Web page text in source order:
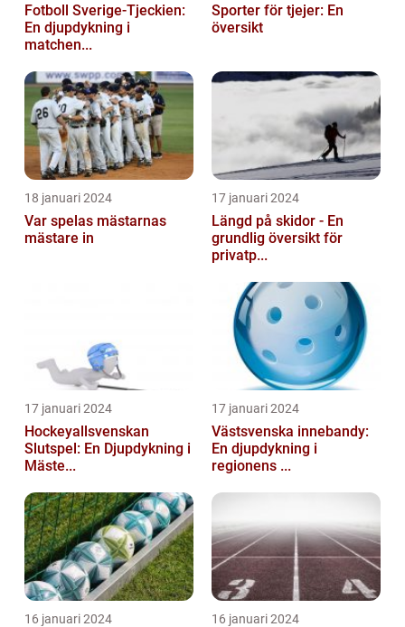
Fotboll Sverige-Tjeckien:
En djupdykning i
matchen...
Sporter för tjejer: En
översikt
18 januari 2024
Var spelas mästarnas
mästare in
17 januari 2024
Längd på skidor - En
grundlig översikt för
privatp...
17 januari 2024
Hockeyallsvenskan
Slutspel: En Djupdykning i
Mäste...
17 januari 2024
Västsvenska innebandy:
En djupdykning i
regionens ...
16 januari 2024 16 januari 2024